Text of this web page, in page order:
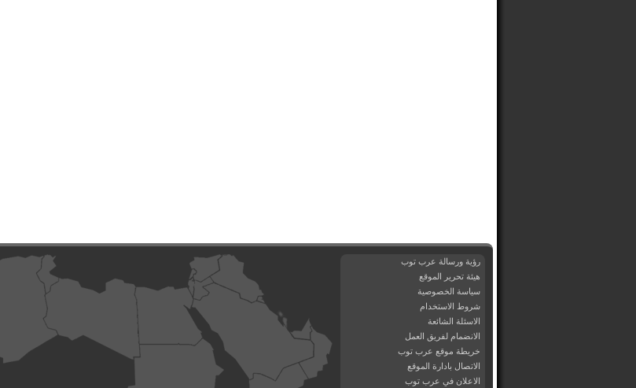
رؤية ورسالة عرب توب
هيئة تحرير الموقع
سياسة الخصوصية
شروط الاستخدام
الاسئلة الشائعة
الانضمام لفريق العمل
خريطة موقع عرب توب
الاتصال بادارة الموقع
الاعلان في عرب توب